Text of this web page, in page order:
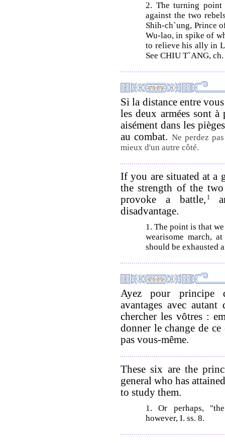
2. The turning
against the two
Shih-ch`ung, Prince
Wu-lao, in spike of
to relieve his ally in
See CHIU T`ANG,
Si la distance entre
les deux armées sont à
aisément dans les
au combat. Ne perdez
mieux d'un autre côté.
If you are situated at a
the strength of the
provoke a battle, 1
disadvantage.
1. The point is that
wearisome march,
should be exhausted
Ayez pour principe
avantages avec autant
chercher les vôtres :
donner le change de
pas vous-même.
These six are the
general who has
to study them.
1. Or perhaps,
however, I. ss. 8.